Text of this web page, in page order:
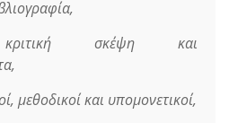
κριτική σκέψη και
μεθοδικοί και υπομονετικοί,